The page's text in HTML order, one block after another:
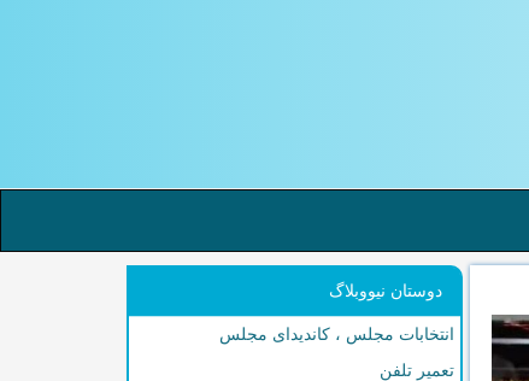
دوستان نیووبلاگ
انتخابات مجلس ، کاندیدای مجلس
تعمیر تلفن